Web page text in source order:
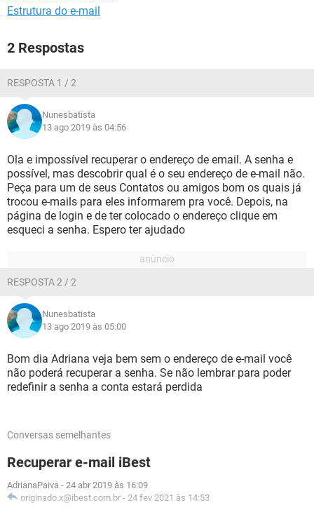
Estrutura do e-mail
2 Respostas
RESPOSTA 1 / 2
Nunesbatista
13 ago 2019 às 04:56
Ola e impossível recuperar o endereço de email. A senha e
possível, mas descobrir qual é o seu endereço de e-mail não.
Peça para um de seus Contatos ou amigos bom os quais já
trocou e-mails para eles informarem pra você. Depois, na
página de login e de ter colocado o endereço clique em
esqueci a senha. Espero ter ajudado
RESPOSTA 2 / 2
Nunesbatista
13 ago 2019 às 05:00
Bom dia Adriana veja bem sem o endereço de e-mail você
não poderá recuperar a senha. Se não lembrar para poder
redefinir a senha a conta estará perdida
Conversas semelhantes
Recuperar e-mail iBest
AdrianaPaiva - 24 abr 2019 às 16:09
originado.x@ibest.com.br - 24 fev 2021 às 14:53